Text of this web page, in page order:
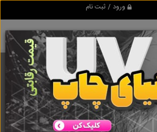
ورود / ثبت نام
برنامه اندروید ابزاریراق
ابزار و یراق آلات عمومی و صنعتی